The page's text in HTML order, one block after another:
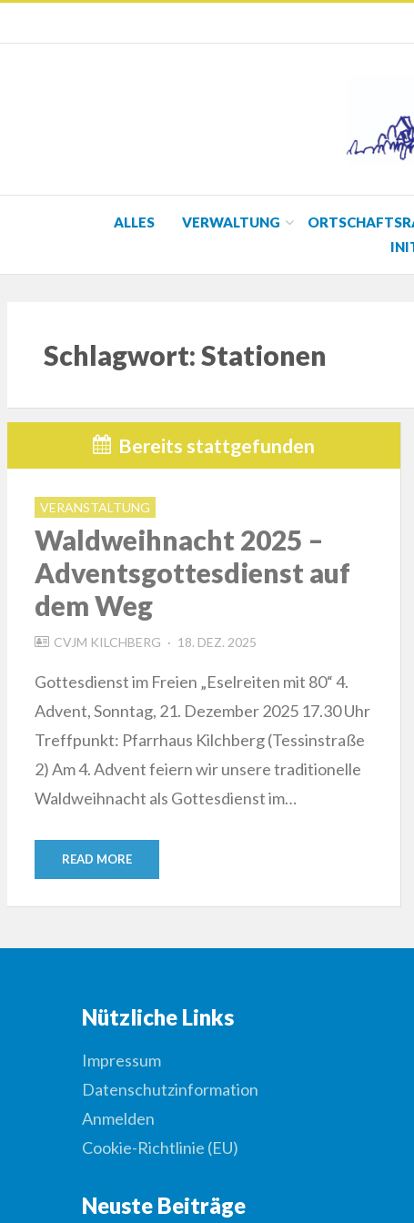
ALLES VERWALTUNG
Schlagwort:Stationen
Bereits stattgefunden
VERANSTALTUNG
Waldweihnacht 2025 –
Adventsgottesdienst auf
dem Weg
CVJM KILCHBERG
POSTED
18. DEZ. 2025
Gottesdienst im Freien „Eselreiten mit 80“ 4.
Advent, Sonntag, 21. Dezember 2025 17.30 Uhr
Treffpunkt: Pfarrhaus Kilchberg (Tessinstraße
2) Am 4. Advent feiern wir unsere traditionelle
Waldweihnacht als Gottesdienst im…
READ MORE
Nützliche Links
Impressum
Datenschutzinformation
Anmelden
Cookie-Richtlinie (EU)
Neuste Beiträge